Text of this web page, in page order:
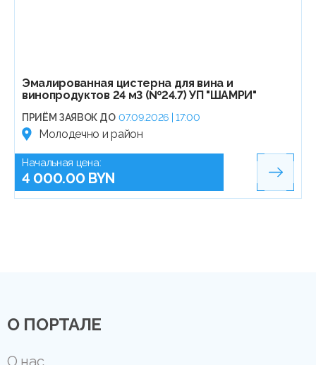
Эмалированная цистерна для вина и
винопродуктов 24 м3 (№24.7) УП "ШАМРИ"
ПРИЁМ ЗАЯВОК ДО 07.09.2026 | 17:00
Молодечно и район
Начальная цена:
4 000.00 BYN
О ПОРТАЛЕ
О нас